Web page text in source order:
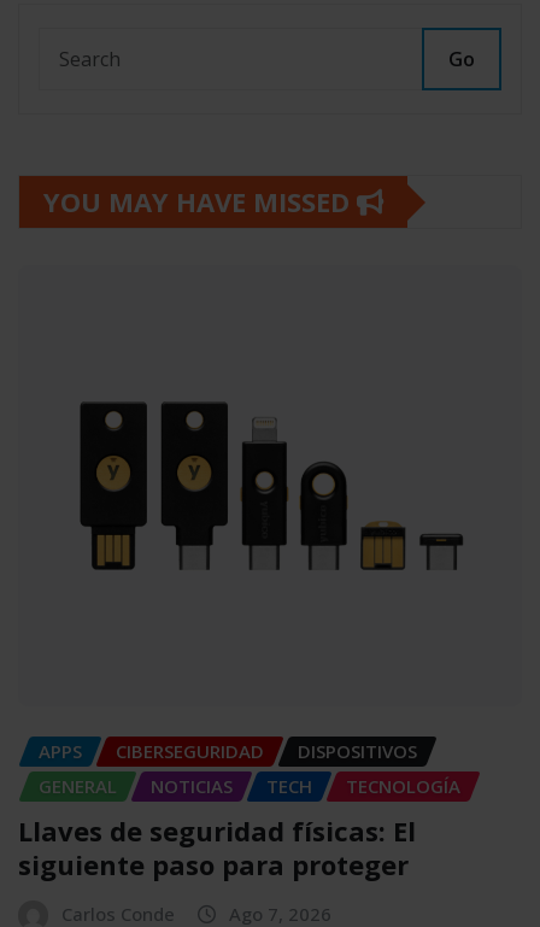
Go
YOU MAY HAVE MISSED
APPS CIBERSEGURIDAD
DISPOSITIVOS
GENERAL
NOTICIAS TECH TECNOLOGÍA
Llaves de seguridad físicas: El
siguiente paso para proteger
Carlos Conde Ago 7, 2026